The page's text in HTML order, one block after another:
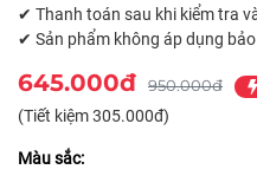
✔ Thanh toán sau khi kiểm tra
✔ Sản phẩm không áp dụng
645.000đ 950.000đ
(Tiết kiệm 305.000đ)
Màu sắc: